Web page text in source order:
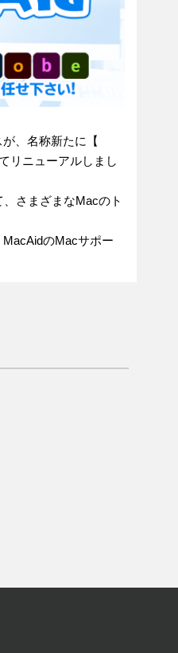
、名称新たに【
リニューアルしまし
さまざまなMacのト
のMacサポー